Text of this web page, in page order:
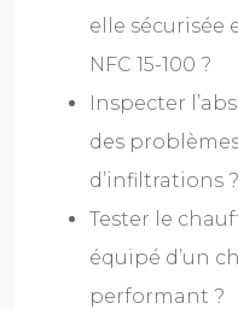
elle sécurisée
NFC 15-100 ?
Inspecter
des
d’infiltrations ?
Tester le
équipé d’un
performant ?